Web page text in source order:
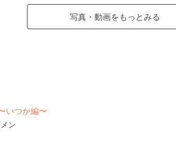
写真・動画をもっとみる
いつか編〜
ン